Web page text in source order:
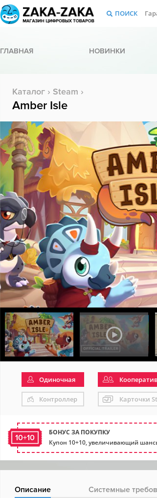
ПОИСК
ГЛАВНАЯ НОВИНКИ
Каталог › Steam ›
Amber Isle
Одиночная
Контроллер Карточки
10+10
БОНУС ЗА ПОКУПКУ
Купон 10+10, увеличивающий
Описание Системные